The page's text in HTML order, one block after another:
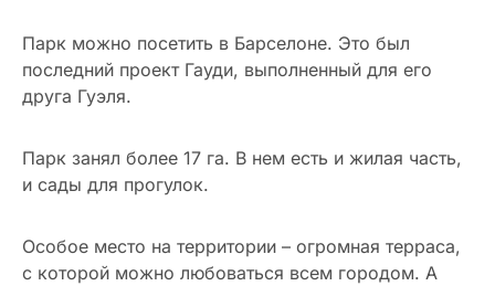
Парк можно посетить в Барселоне. Это был
последний проект Гауди, выполненный для его
друга Гуэля.
Парк занял более 17 га. В нем есть и жилая часть,
и сады для прогулок.
Особое место на территории – огромная терраса,
с которой можно любоваться всем городом. А